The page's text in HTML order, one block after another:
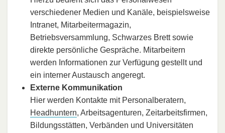
verschiedener Medien und Kanäle, beispielsweise
Intranet, Mitarbeitermagazin,
Betriebsversammlung, Schwarzes Brett sowie
direkte persönliche Gespräche. Mitarbeitern
werden Informationen zur Verfügung gestellt und
ein interner Austausch angeregt.
Externe Kommunikation
Hier werden Kontakte mit Personalberatern,
Headhuntern, Arbeitsagenturen, Zeitarbeitsfirmen,
Bildungsstätten, Verbänden und Universitäten